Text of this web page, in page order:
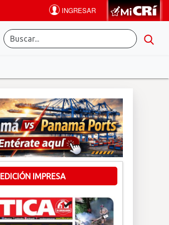
EDICIÓN IMPRESA